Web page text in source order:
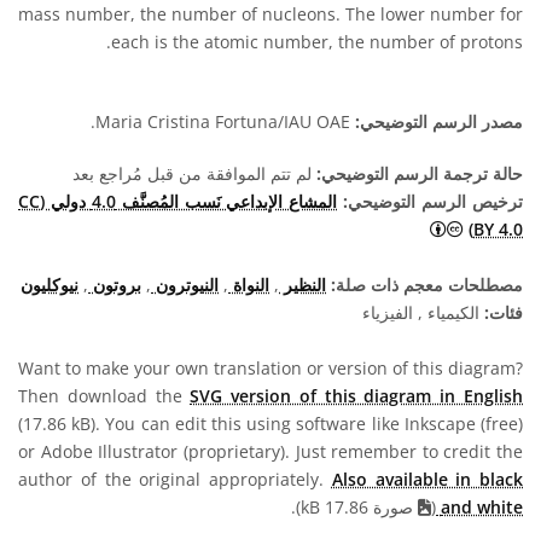
mass number, the number of nucleons. The lower number for
each is the atomic number, the number of protons.
مصدر الرسم التوضيحي:
حالة ترجمة الرسم التوضيحي: لم تتم الموافقة من قبل مُراجع بعد
ترخيص الرسم التوضيحي:
المشاع الإبداعي نَسب المُصنَّف 4.0 دولي (CC
BY 4.0)
المشاع الإبداعي نَسب المُصنَّف 4.0 دولي (CC BY 4.0) أيقونات
مصطلحات معجم ذات صلة: النظير , النواة , النيوترون , بروتون , نيوكليون
فئات: الكيمياء , الفيزياء
Want to make your own translation or version of this diagram?
Then download theSVG version of this diagram in English
(17.86 kB). You can edit this using software like Inkscape (free)
or Adobe Illustrator (proprietary). Just remember to credit the
author of the original appropriately. Also available in black
and white
( صورة 17.86 kB).